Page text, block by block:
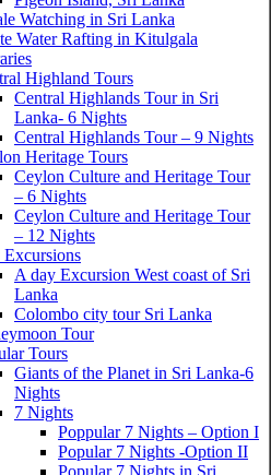
Watching in Sri Lanka
Water Rafting in Kitulgala
Highland Tours
Central Highlands Tour in Sri
Lanka- 6 Nights
Central Highlands Tour – 9 Nights
Heritage Tours
Ceylon Culture and Heritage Tour
– 6 Nights
Ceylon Culture and Heritage Tour
– 12 Nights
A day Excursion West coast of Sri
Lanka
Colombo city tour Sri Lanka
Tour
Tours
Giants of the Planet in Sri Lanka-6
Nights
7 Nights
Poppular 7 Nights – Option I
Popular 7 Nights -Option II
Popular 7 Nights in Sri